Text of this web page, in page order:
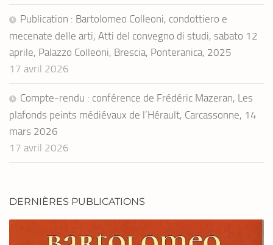
Publication : Bartolomeo Colleoni, condottiero e
mecenate delle arti, Atti del convegno di studi, sabato 12
aprile, Palazzo Colleoni, Brescia, Ponteranica, 2025
17 avril 2026
Compte-rendu : conférence de Frédéric Mazeran, Les
plafonds peints médiévaux de l’Hérault, Carcassonne, 14
mars 2026
17 avril 2026
DERNIÈRES PUBLICATIONS